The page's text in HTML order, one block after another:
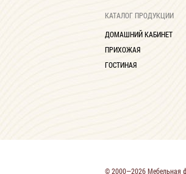
КАТАЛОГ ПРОДУКЦИИ
ДОМАШНИЙ КАБИНЕТ
ПРИХОЖАЯ
ГОСТИНАЯ
© 2000—2026 Мебельная